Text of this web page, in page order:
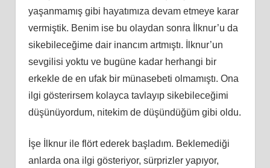
yaşanmamış gibi hayatımıza devam etmeye karar
vermiştik. Benim ise bu olaydan sonra İlknur’u da
sikebileceğime dair inancım artmıştı. İlknur’un
sevgilisi yoktu ve bugüne kadar herhangi bir
erkekle de en ufak bir münasebeti olmamıştı. Ona
ilgi gösterirsem kolayca tavlayıp sikebileceğimi
düşünüyordum, nitekim de düşündüğüm gibi oldu.
İşe İlknur ile flört ederek başladım. Beklemediği
anlarda ona ilgi gösteriyor, sürprizler yapıyor,